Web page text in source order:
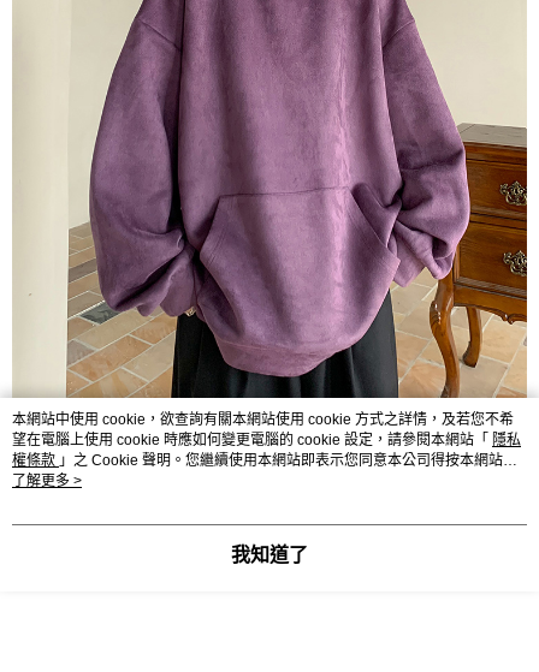
本網站中使用 cookie，欲查詢有關本網站使用 cookie 方式之詳情，及若您不希
望在電腦上使用 cookie 時應如何變更電腦的 cookie 設定，請參閱本網站「 隱私
權條款 」之 Cookie 聲明。您繼續使用本網站即表示您同意本公司得按本網站使
用條款之 Cookie 聲明使用 cookie。
了解更多 >
我知道了